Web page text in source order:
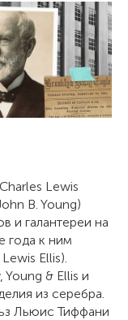
Lewis
B. Young)
и галантереи на
года к ним
Ellis).
Young & Ellis и
из серебра.
Льюис Тиффани